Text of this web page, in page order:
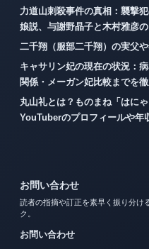
力道山刺殺事件の真相：襲撃
娘説、与謝野晶子と木村雅彦
二千翔（服部二千翔）の実父
キャサリン妃の現在の状況：
関係・メーガン妃比較までを
丸山礼とは？ものまね「はに
YouTuberのプロフィールや年
お問い合わせ
読者の指摘や訂正を素早く振り分け
ク。
お問い合わせ